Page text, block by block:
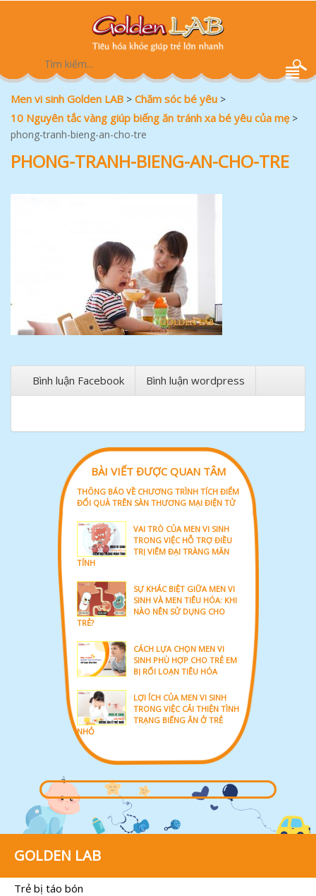
Men vi sinh Golden LAB > Chăm sóc bé yêu >
10 Nguyên tắc vàng giúp biếng ăn tránh xa bé yêu của mẹ>
phong-tranh-bieng-an-cho-tre
PHONG-TRANH-BIENG-AN-CHO-TRE
Bình luận Facebook Bình luận wordpress
BÀI VIẾT ĐƯỢC QUAN TÂM
THÔNG BÁO VỀ CHƯƠNG TRÌNH TÍCH ĐIỂM
ĐỔI QUÀ TRÊN SÀN THƯƠNG MẠI ĐIỆN TỬ
VAI TRÒ CỦA MEN VI SINH
TRONG VIỆC HỖ TRỢ ĐIỀU
TRỊ VIÊM ĐẠI TRÀNG MÃN
TÍNH
SỰ KHÁC BIỆT GIỮA MEN VI
SINH VÀ MEN TIÊU HÓA: KHI
NÀO NÊN SỬ DỤNG CHO
TRẺ?
CÁCH LỰA CHỌN MEN VI
SINH PHÙ HỢP CHO TRẺ EM
BỊ RỐI LOẠN TIÊU HÓA
LỢI ÍCH CỦA MEN VI SINH
TRONG VIỆC CẢI THIỆN TÌNH
TRẠNG BIẾNG ĂN Ở TRẺ
NHỎ
GOLDEN LAB
Trẻ bị táo bón